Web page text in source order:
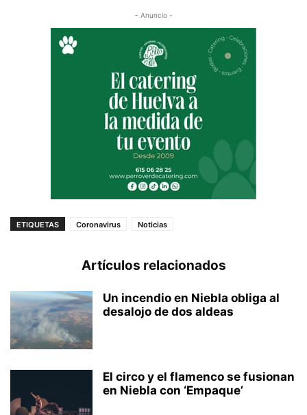
- Anuncio -
ETIQUETAS Coronavirus Noticias
Artículos relacionados
Un incendio en Niebla obliga al
desalojo de dos aldeas
El circo y el flamenco se fusionan
en Niebla con ‘Empaque’